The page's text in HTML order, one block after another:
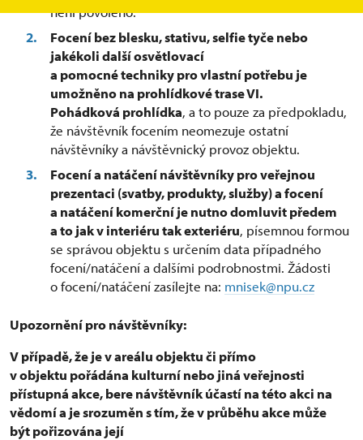
není povoleno.
Focení bez blesku, stativu, selfie tyče nebo
jakékoli další osvětlovací
a pomocné techniky pro vlastní potřebu je
umožněno na prohlídkové trase VI.
Pohádková prohlídka, a to pouze za předpokladu,
že návštěvník focením neomezuje ostatní
návštěvníky a návštěvnický provoz objektu.
Focení a natáčení návštěvníky pro veřejnou
prezentaci (svatby, produkty, služby) a focení
a natáčení komerční je nutno domluvit předem
a to jak v interiéru tak exteriéru, písemnou formou
se správou objektu s určením data případného
focení/natáčení a dalšími podrobnostmi. Žádosti
o focení/natáčení zasílejte na: mnisek@npu.cz
Upozornění pro návštěvníky:
V případě, že je v areálu objektu či přímo
v objektu pořádána kulturní nebo jiná veřejnosti
přístupná akce, bere návštěvník účastí na této akci na
vědomí a je srozuměn s tím, že v průběhu akce může
být pořizována její